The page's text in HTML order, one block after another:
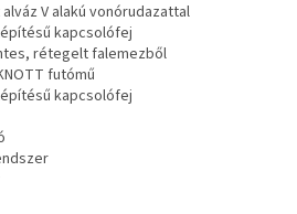
V alakú vonórudazattal
kapcsolófej
rétegelt falemezből
futómű
kapcsolófej